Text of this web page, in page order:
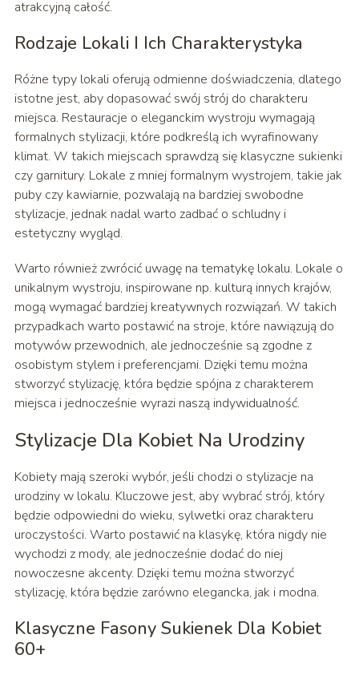
atrakcyjną całość.
Rodzaje Lokali I Ich Charakterystyka
Różne typy lokali oferują odmienne doświadczenia, dlatego
istotne jest, aby dopasować swój strój do charakteru
miejsca. Restauracje o eleganckim wystroju wymagają
formalnych stylizacji, które podkreślą ich wyrafinowany
klimat. W takich miejscach sprawdzą się klasyczne sukienki
czy garnitury. Lokale z mniej formalnym wystrojem, takie jak
puby czy kawiarnie, pozwalają na bardziej swobodne
stylizacje, jednak nadal warto zadbać o schludny i
estetyczny wygląd.
Warto również zwrócić uwagę na tematykę lokalu. Lokale o
unikalnym wystroju, inspirowane np. kulturą innych krajów,
mogą wymagać bardziej kreatywnych rozwiązań. W takich
przypadkach warto postawić na stroje, które nawiązują do
motywów przewodnich, ale jednocześnie są zgodne z
osobistym stylem i preferencjami. Dzięki temu można
stworzyć stylizację, która będzie spójna z charakterem
miejsca i jednocześnie wyrazi naszą indywidualność.
Stylizacje Dla Kobiet Na Urodziny
Kobiety mają szeroki wybór, jeśli chodzi o stylizacje na
urodziny w lokalu. Kluczowe jest, aby wybrać strój, który
będzie odpowiedni do wieku, sylwetki oraz charakteru
uroczystości. Warto postawić na klasykę, która nigdy nie
wychodzi z mody, ale jednocześnie dodać do niej
nowoczesne akcenty. Dzięki temu można stworzyć
stylizację, która będzie zarówno elegancka, jak i modna.
Klasyczne Fasony Sukienek Dla Kobiet
60+